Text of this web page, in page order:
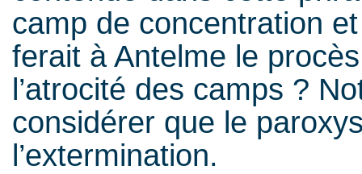
camp de concentration
ferait à Antelme le
l’atrocité des camps ?
considérer que le
l’extermination.